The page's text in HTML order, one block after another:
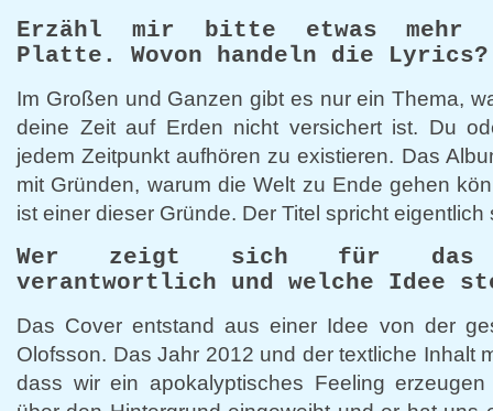
Erzähl mir bitte etwas mehr
Platte. Wovon handeln die Lyrics?
Im Großen und Ganzen gibt es nur ein Thema,
deine Zeit auf Erden nicht versichert ist. Du
jedem Zeitpunkt aufhören zu existieren. Das
mit Gründen, warum die Welt zu Ende gehen
ist einer dieser Gründe. Der Titel spricht
Wer zeigt sich für das
verantwortlich und welche Idee
Das Cover entstand aus einer Idee von der
Olofsson. Das Jahr 2012 und der textliche Inhalt
dass wir ein apokalyptisches Feeling